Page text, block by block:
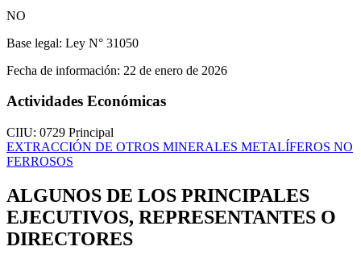
NO
Base legal: Ley N° 31050
Fecha de información: 22 de enero de 2026
Actividades Económicas
CIIU: 0729 Principal
EXTRACCIÓN DE OTROS MINERALES METALÍFEROS NO
FERROSOS
ALGUNOS DE LOS PRINCIPALES
EJECUTIVOS, REPRESENTANTES O
DIRECTORES